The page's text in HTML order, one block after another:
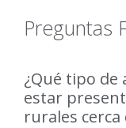
Preguntas
¿Qué tipo de
estar
rurales cerca